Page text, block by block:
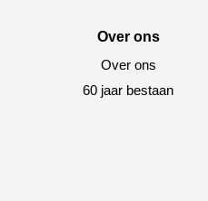
Over ons
Over ons
60 jaar bestaan